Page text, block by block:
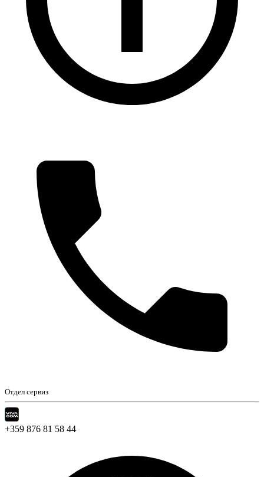
Отдел сервиз
+359 876 81 58 44